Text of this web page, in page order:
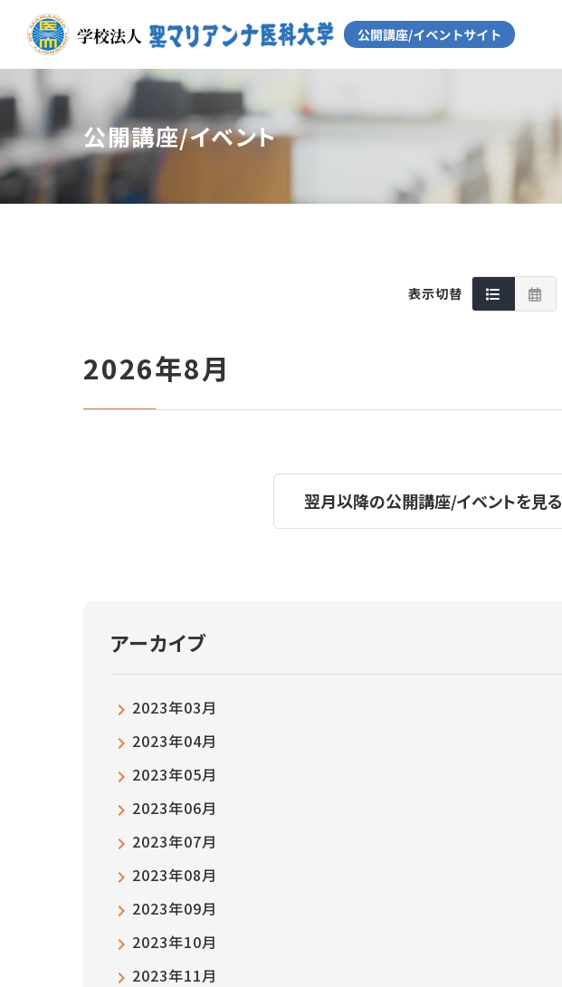
公開講座/イベント
表示切替
2026年8月
翌月以降の公開講座/イベントを見る
アーカイブ
2023年03月
2023年04月
2023年05月
2023年06月
2023年07月
2023年08月
2023年09月
2023年10月
2023年11月